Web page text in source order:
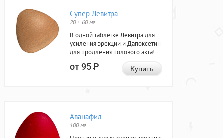
Супер Левитра
20 + 60 мг
В одной таблетке Левитра для
усиления эрекции и Дапоксетин
для продления полового акта!
от 95Р Купить
Аванафил
100 мг